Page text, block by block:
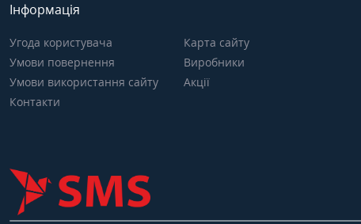
Інформація
Угода користувача
Умови повернення
Умови використання сайту
Контакти
Карта сайту
Виробники
Акції